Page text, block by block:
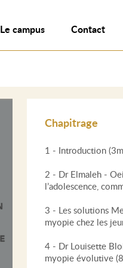
Le campus Contact
Chapitrage
1 - Introduction
2 - Dr Elmaleh -
l’adolescence,
3 - Les solutions
myopie chez les
4 - Dr Louisette
myopie évolutive